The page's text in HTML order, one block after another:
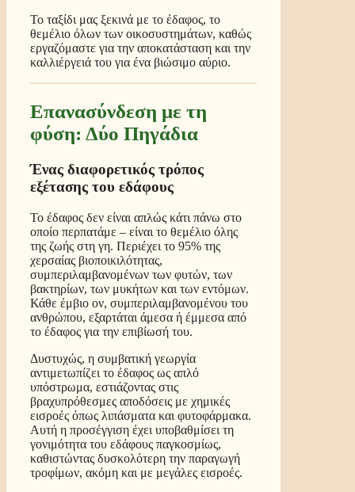
Το ταξίδι μας ξεκινά με το έδαφος, το
θεμέλιο όλων των οικοσυστημάτων, καθώς
εργαζόμαστε για την αποκατάσταση και την
καλλιέργειά του για ένα βιώσιμο αύριο.
Επανασύνδεση με τη
φύση: Δύο Πηγάδια
Ένας διαφορετικός τρόπος
εξέτασης του εδάφους
Το έδαφος δεν είναι απλώς κάτι πάνω στο
οποίο περπατάμε – είναι το θεμέλιο όλης
της ζωής στη γη. Περιέχει το 95% της
χερσαίας βιοποικιλότητας,
συμπεριλαμβανομένων των φυτών, των
βακτηρίων, των μυκήτων και των εντόμων.
Κάθε έμβιο ον, συμπεριλαμβανομένου του
ανθρώπου, εξαρτάται άμεσα ή έμμεσα από
το έδαφος για την επιβίωσή του.
Δυστυχώς, η συμβατική γεωργία
αντιμετωπίζει το έδαφος ως απλό
υπόστρωμα, εστιάζοντας στις
βραχυπρόθεσμες αποδόσεις με χημικές
εισροές όπως λιπάσματα και φυτοφάρμακα.
Αυτή η προσέγγιση έχει υποβαθμίσει τη
γονιμότητα του εδάφους παγκοσμίως,
καθιστώντας δυσκολότερη την παραγωγή
τροφίμων, ακόμη και με μεγάλες εισροές.